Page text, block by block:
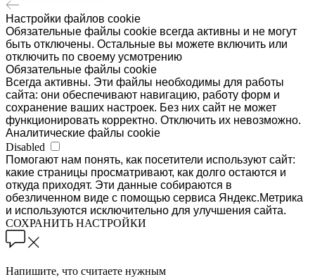
Настройки файлов cookie
Обязательные файлы cookie всегда активны и не могут
быть отключены. Остальные вы можете включить или
отключить по своему усмотрению
Обязательные файлы cookie
Всегда активны. Эти файлы необходимы для работы
сайта: они обеспечивают навигацию, работу форм и
сохранение ваших настроек. Без них сайт не может
функционировать корректно. Отключить их невозможно.
Аналитические файлы cookie
Disabled
Помогают нам понять, как посетители используют сайт:
какие страницы просматривают, как долго остаются и
откуда приходят. Эти данные собираются в
обезличенном виде с помощью сервиса Яндекс.Метрика
и используются исключительно для улучшения сайта.
СОХРАНИТЬ НАСТРОЙКИ
Напишите, что считаете нужным